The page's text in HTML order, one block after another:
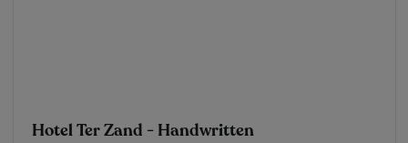
Hotel Ter Zand - Handwritten